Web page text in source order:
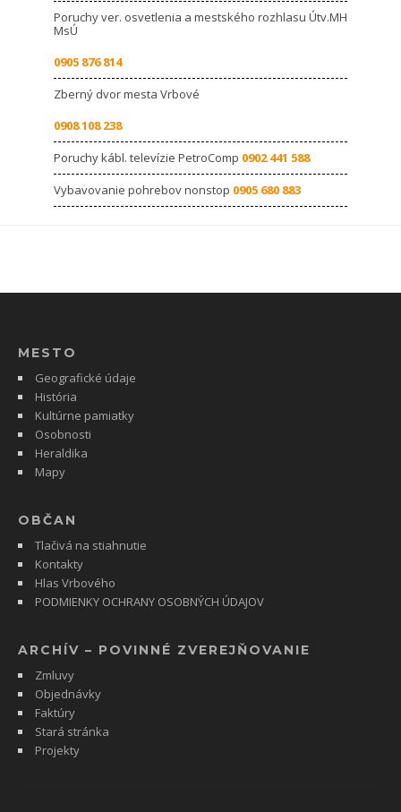
Poruchy ver. osvetlenia a mestského rozhlasu Útv.MH
MsÚ
0905 876 814
Zberný dvor mesta Vrbové
0908 108 238
Poruchy kábl. televízie PetroComp 0902 441 588
Vybavovanie pohrebov nonstop 0905 680 883
MESTO
Geografické údaje
História
Kultúrne pamiatky
Osobnosti
Heraldika
Mapy
OBČAN
Tlačivá na stiahnutie
Kontakty
Hlas Vrbového
PODMIENKY OCHRANY OSOBNÝCH ÚDAJOV
ARCHÍV – POVINNÉ ZVEREJŇOVANIE
Zmluvy
Objednávky
Faktúry
Stará stránka
Projekty